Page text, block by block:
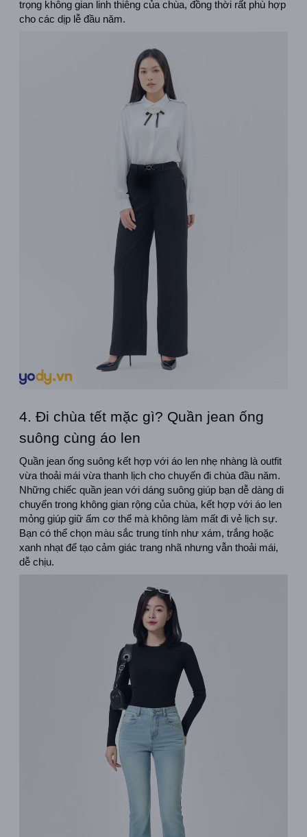
trọng không gian linh thiêng của chùa, đồng thời rất phù hợp
cho các dịp lễ đầu năm.
4. Đi chùa tết mặc gì? Quần jean ống
suông cùng áo len
Quần jean ống suông kết hợp với áo len nhẹ nhàng là outfit
vừa thoải mái vừa thanh lịch cho chuyến đi chùa đầu năm.
Những chiếc quần jean với dáng suông giúp bạn dễ dàng di
chuyển trong không gian rộng của chùa, kết hợp với áo len
mỏng giúp giữ ấm cơ thể mà không làm mất đi vẻ lịch sự.
Bạn có thể chọn màu sắc trung tính như xám, trắng hoặc
xanh nhạt để tạo cảm giác trang nhã nhưng vẫn thoải mái,
dễ chịu.